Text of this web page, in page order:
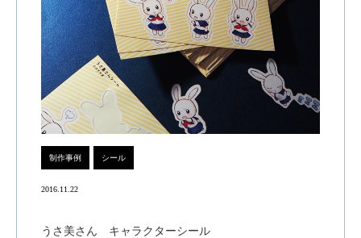
制作事例 シール
2016.11.22
うさ美さん キャラクターシール